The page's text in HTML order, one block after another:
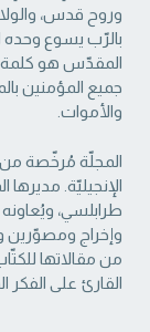
وروح قدس،
بالرّب يسوع وحده
‏المقدّس هو كلمة
جميع المؤمنين
والأموات. ‏
المجلّة مُرخّصة من
الإنجيليّة.
القارئ على الفكر